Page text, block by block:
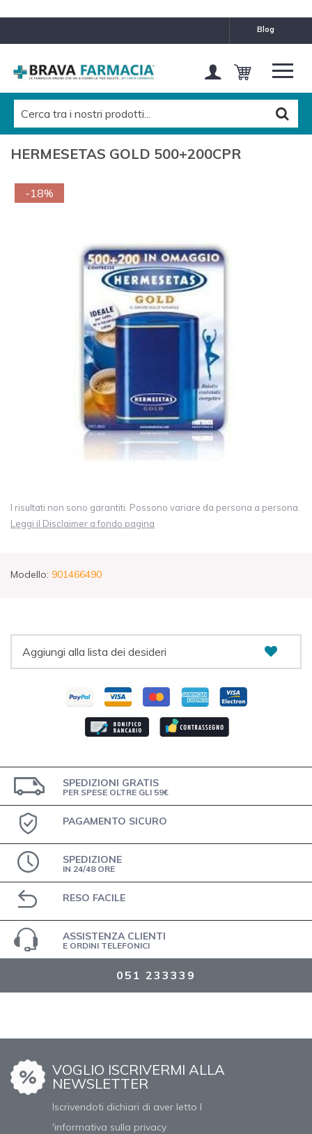
blog
HERMESETAS GOLD 500+200CPR
-18%
I risultati non sono garantiti. Possono variare da persona a persona.
Leggi il Disclaimer a fondo pagina
Modello: 901466490
Aggiungi alla lista dei desideri
SPEDIZIONI GRATIS
PER SPESE OLTRE GLI 59€
PAGAMENTO SICURO
SPEDIZIONE
IN 24/48 ORE
RESO FACILE
ASSISTENZA CLIENTI
E ORDINI TELEFONICI
051 233339
VOGLIO ISCRIVERMI ALLA
NEWSLETTER
Iscrivendoti dichiari di aver letto l
'informativa sulla privacy